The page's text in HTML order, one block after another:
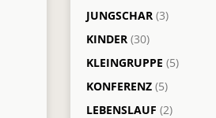
JUNGSCHAR (3)
KINDER (30)
KLEINGRUPPE (5)
KONFERENZ (5)
LEBENSLAUF (2)